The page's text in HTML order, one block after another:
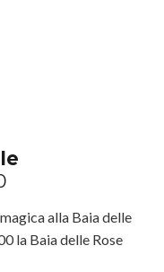
alla Baia delle
la Baia delle Rose